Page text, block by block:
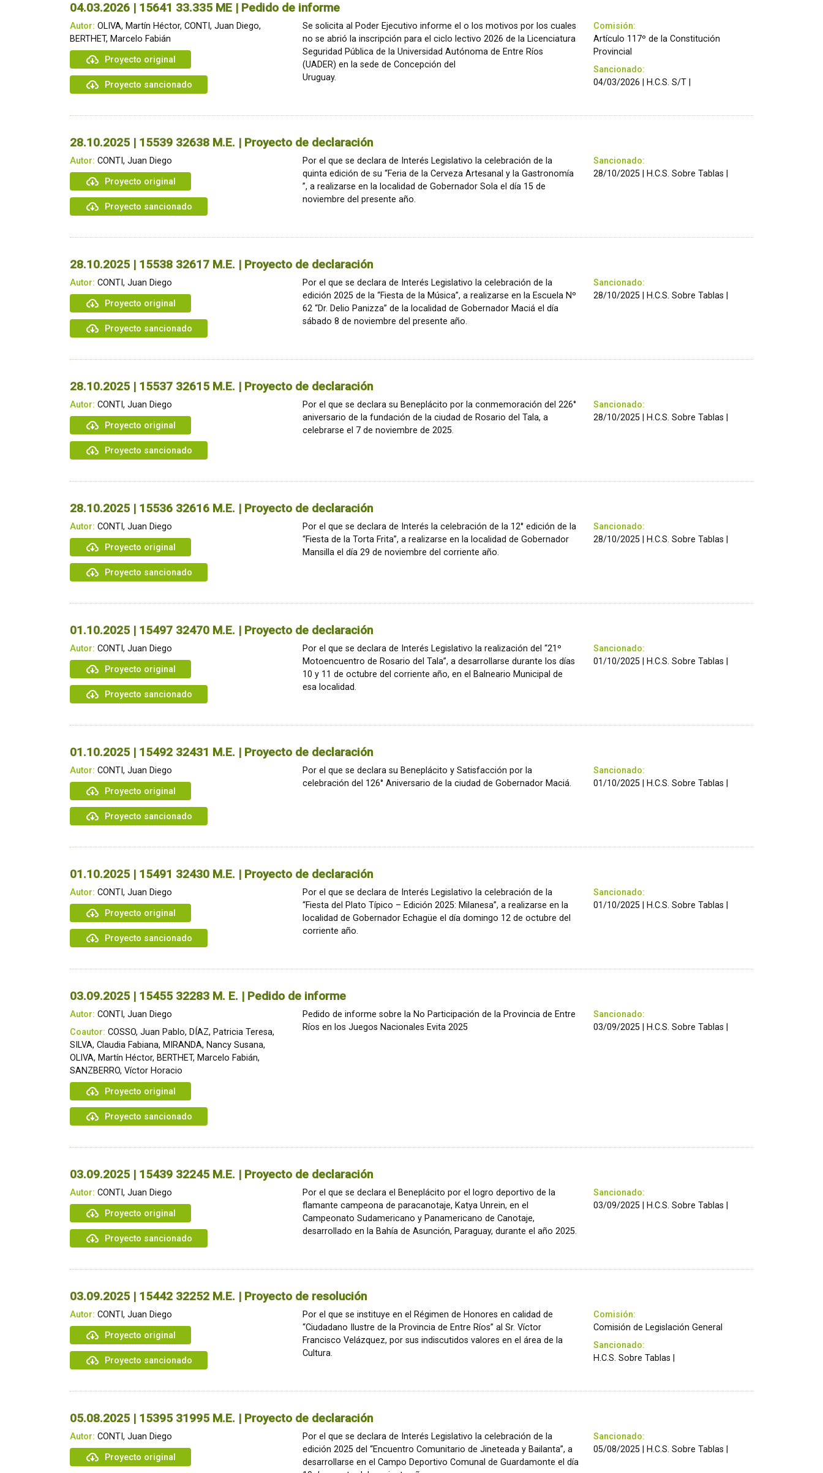
04.03.2026 | 15641 33.335 ME | Pedido de informe
Autor: OLIVA, Martín Héctor, CONTI, Juan Diego,
BERTHET, Marcelo Fabián
Proyecto original
Proyecto sancionado
Se solicita al Poder Ejecutivo informe el o los motivos por los cuales
no se abrió la inscripción para el ciclo lectivo 2026 de la Licenciatura
Seguridad Pública de la Universidad Autónoma de Entre Ríos
(UADER) en la sede de Concepción del
Uruguay.
Comisión:
Artículo 117º de la Constitución
Provincial
Sancionado:
04/03/2026 | H.C.S. S/T |
28.10.2025 | 15539 32638 M.E. | Proyecto de declaración
Autor: CONTI, Juan Diego
Proyecto original
Proyecto sancionado
Por el que se declara de Interés Legislativo la celebración de la
quinta edición de su “Feria de la Cerveza Artesanal y la Gastronomía
”, a realizarse en la localidad de Gobernador Sola el día 15 de
noviembre del presente año.
Sancionado:
28/10/2025 | H.C.S. Sobre Tablas |
28.10.2025 | 15538 32617 M.E. | Proyecto de declaración
Autor: CONTI, Juan Diego
Proyecto original
Proyecto sancionado
Por el que se declara de Interés Legislativo la celebración de la
edición 2025 de la “Fiesta de la Música”, a realizarse en la Escuela Nº
62 “Dr. Delio Panizza” de la localidad de Gobernador Maciá el día
sábado 8 de noviembre del presente año.
Sancionado:
28/10/2025 | H.C.S. Sobre Tablas |
28.10.2025 | 15537 32615 M.E. | Proyecto de declaración
Autor: CONTI, Juan Diego
Proyecto original
Proyecto sancionado
Por el que se declara su Beneplácito por la conmemoración del 226°
aniversario de la fundación de la ciudad de Rosario del Tala, a
celebrarse el 7 de noviembre de 2025.
Sancionado:
28/10/2025 | H.C.S. Sobre Tablas |
28.10.2025 | 15536 32616 M.E. | Proyecto de declaración
Autor: CONTI, Juan Diego
Proyecto original
Proyecto sancionado
Por el que se declara de Interés la celebración de la 12° edición de la
“Fiesta de la Torta Frita”, a realizarse en la localidad de Gobernador
Mansilla el día 29 de noviembre del corriente año.
Sancionado:
28/10/2025 | H.C.S. Sobre Tablas |
01.10.2025 | 15497 32470 M.E. | Proyecto de declaración
Autor: CONTI, Juan Diego
Proyecto original
Proyecto sancionado
Por el que se declara de Interés Legislativo la realización del “21º
Motoencuentro de Rosario del Tala”, a desarrollarse durante los días
10 y 11 de octubre del corriente año, en el Balneario Municipal de
esa localidad.
Sancionado:
01/10/2025 | H.C.S. Sobre Tablas |
01.10.2025 | 15492 32431 M.E. | Proyecto de declaración
Autor: CONTI, Juan Diego
Proyecto original
Proyecto sancionado
Por el que se declara su Beneplácito y Satisfacción por la
celebración del 126° Aniversario de la ciudad de Gobernador Maciá.
Sancionado:
01/10/2025 | H.C.S. Sobre Tablas |
01.10.2025 | 15491 32430 M.E. | Proyecto de declaración
Autor: CONTI, Juan Diego
Proyecto original
Proyecto sancionado
Por el que se declara de Interés Legislativo la celebración de la
“Fiesta del Plato Típico – Edición 2025: Milanesa”, a realizarse en la
localidad de Gobernador Echagüe el día domingo 12 de octubre del
corriente año.
Sancionado:
01/10/2025 | H.C.S. Sobre Tablas |
03.09.2025 | 15455 32283 M. E. | Pedido de informe
Autor: CONTI, Juan Diego
Coautor: COSSO, Juan Pablo, DÍAZ, Patricia Teresa,
SILVA, Claudia Fabiana, MIRANDA, Nancy Susana,
OLIVA, Martín Héctor, BERTHET, Marcelo Fabián,
SANZBERRO, Víctor Horacio
Proyecto original
Proyecto sancionado
Pedido de informe sobre la No Participación de la Provincia de Entre
Ríos en los Juegos Nacionales Evita 2025
Sancionado:
03/09/2025 | H.C.S. Sobre Tablas |
03.09.2025 | 15439 32245 M.E. | Proyecto de declaración
Autor: CONTI, Juan Diego
Proyecto original
Proyecto sancionado
Por el que se declara el Beneplácito por el logro deportivo de la
flamante campeona de paracanotaje, Katya Unrein, en el
Campeonato Sudamericano y Panamericano de Canotaje,
desarrollado en la Bahía de Asunción, Paraguay, durante el año 2025.
Sancionado:
03/09/2025 | H.C.S. Sobre Tablas |
03.09.2025 | 15442 32252 M.E. | Proyecto de resolución
Autor: CONTI, Juan Diego
Proyecto original
Proyecto sancionado
Por el que se instituye en el Régimen de Honores en calidad de
“Ciudadano Ilustre de la Provincia de Entre Ríos” al Sr. Víctor
Francisco Velázquez, por sus indiscutidos valores en el área de la
Cultura.
Comisión:
Comisión de Legislación General
Sancionado:
H.C.S. Sobre Tablas |
05.08.2025 | 15395 31995 M.E. | Proyecto de declaración
Autor: CONTI, Juan Diego
Proyecto original
Por el que se declara de Interés Legislativo la celebración de la
edición 2025 del “Encuentro Comunitario de Jineteada y Bailanta”, a
desarrollarse en el Campo Deportivo Comunal de Guardamonte el día
Sancionado:
05/08/2025 | H.C.S. Sobre Tablas |